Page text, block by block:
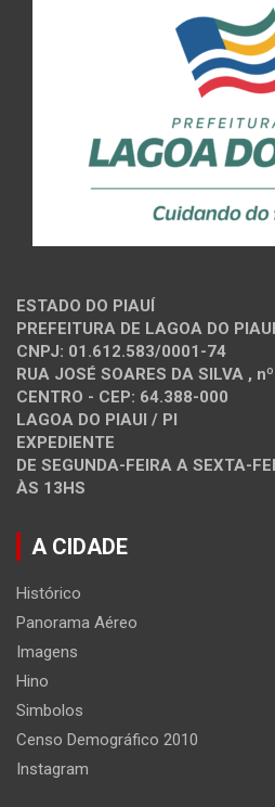
ESTADO DO PIAUÍ
PREFEITURA DE LAGOA DO
CNPJ: 01.612.583/0001-74
RUA JOSÉ SOARES DA SILVA ,
CENTRO - CEP: 64.388-000
LAGOA DO PIAUI / PI
EXPEDIENTE
DE SEGUNDA-FEIRA A SEXTA-
ÀS 13HS
A CIDADE
Histórico
Panorama Aéreo
Imagens
Hino
Simbolos
Censo Demográfico 2010
Instagram